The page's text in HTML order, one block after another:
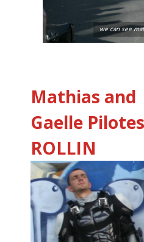
we can see
Mathias and
Gaelle
ROLLIN